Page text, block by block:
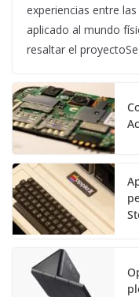
experiencias entre
aplicado al mundo
resaltar el